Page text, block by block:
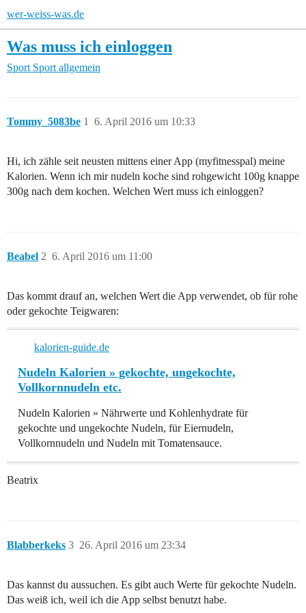
wer-weiss-was.de
Was muss ich einloggen
Sport Sport allgemein
Tommy_5083be 6. April 2016 um 10:33
1
Hi, ich zähle seit neusten mittens einer App (myfitnesspal) meine
Kalorien. Wenn ich mir nudeln koche sind rohgewicht 100g knappe
300g nach dem kochen. Welchen Wert muss ich einloggen?
Beabel 6. April 2016 um 11:00
2
Das kommt drauf an, welchen Wert die App verwendet, ob für rohe
oder gekochte Teigwaren:
kalorien-guide.de
Nudeln Kalorien » gekochte, ungekochte,
Vollkornnudeln etc.
Nudeln Kalorien » Nährwerte und Kohlenhydrate für
gekochte und ungekochte Nudeln, für Eiernudeln,
Vollkornnudeln und Nudeln mit Tomatensauce.
Beatrix
Blabberkeks 26. April 2016 um 23:34
3
Das kannst du aussuchen. Es gibt auch Werte für gekochte Nudeln.
Das weiß ich, weil ich die App selbst benutzt habe.